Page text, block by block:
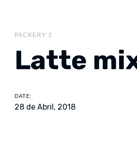
PACKERY 2
Latte
DATE:
28 de Abril, 2018